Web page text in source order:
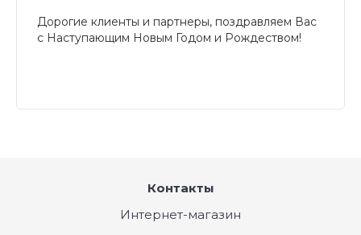
Дорогие клиенты и партнеры, поздравляем Вас
с Наступающим Новым Годом и Рождеством!
Контакты
Интернет-магазин